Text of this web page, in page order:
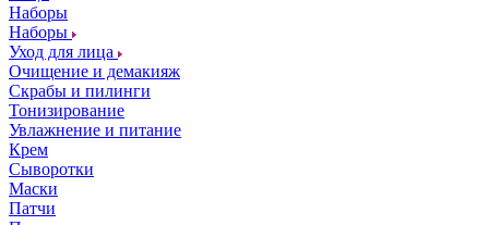
Наборы
Наборы
Уход для лица
Очищение и демакияж
Скрабы и пилинги
Тонизирование
Увлажнение и питание
Крем
Сыворотки
Маски
Патчи